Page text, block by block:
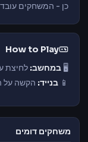
כן - המשחקים
How to Play
🖥️ במחשב: לחיצת
📱 בנייד: הקשה על
משחקים דומים